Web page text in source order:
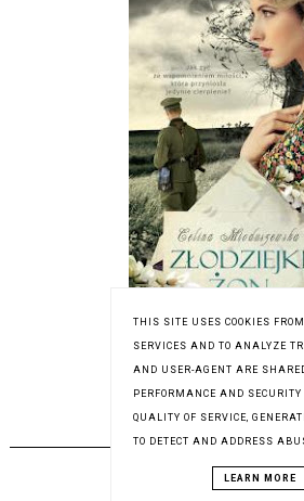
THIS SITE USES COOKIES
SERVICES AND TO ANALYZE
AND USER-AGENT ARE
PERFORMANCE AND
QUALITY OF SERVICE,
TO DETECT AND ADDRESS
LEARN MORE